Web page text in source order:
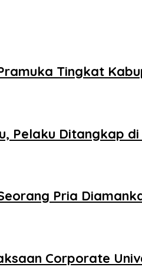
Tingkat
Pelaku Ditangkap
Pria
Corporate